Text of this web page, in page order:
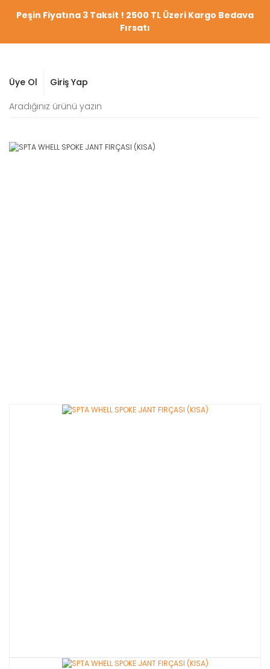
Peşin Fiyatına 3 Taksit ! 2500 TL Üzeri Kargo Bedava
Fırsatı
Üye Ol Giriş Yap